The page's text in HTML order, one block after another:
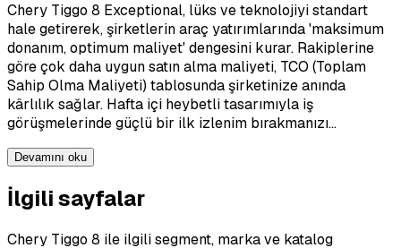
Chery Tiggo 8 Exceptional, lüks ve teknolojiyi standart
hale getirerek, şirketlerin araç yatırımlarında 'maksimum
donanım, optimum maliyet' dengesini kurar. Rakiplerine
göre çok daha uygun satın alma maliyeti, TCO (Toplam
Sahip Olma Maliyeti) tablosunda şirketinize anında
kârlılık sağlar. Hafta içi heybetli tasarımıyla iş
görüşmelerinde güçlü bir ilk izlenim bırakmanızı…
Devamını oku
İlgili sayfalar
Chery Tiggo 8 ile ilgili segment, marka ve katalog